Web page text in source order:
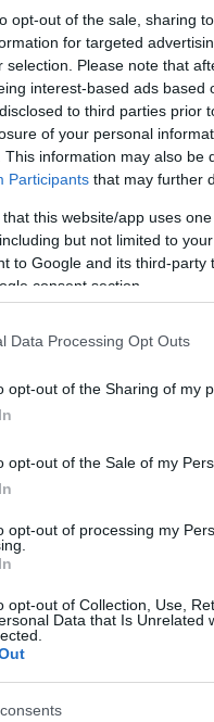
opt-out of the sale, sharing
for targeted
selection. Please note that
interest-based ads
to third parties prior
of your personal
This information may also be
Participants that may further
that this website/app uses
but not limited to
to Google and its third-
consent section.
Data Processing Opt Outs
opt-out of the Sharing of my
opt-out of the Sale of my
opt-out of processing my
opt-out of Collection, Use,
Data that Is Unrelated
egyes műveit
művészeti
gondolkodik,
Játszik.” –
is az egyéni
amely
róla, és
luxusát, muszáj, hogy
színházakban
majd néhány
itt kihangosítva”.
művészei,
Sipos György
ól is kiemelkedik
mik
az irányított gyűlö
a Hétfü-
és a Szkéné
évben a